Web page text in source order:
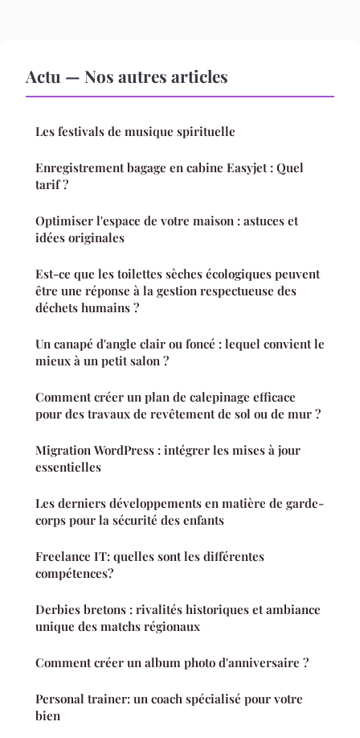
Actu — Nos autres articles
Les festivals de musique spirituelle
Enregistrement bagage en cabine Easyjet : Quel
tarif ?
Optimiser l'espace de votre maison : astuces et
idées originales
Est-ce que les toilettes sèches écologiques peuvent
être une réponse à la gestion respectueuse des
déchets humains ?
Un canapé d'angle clair ou foncé : lequel convient le
mieux à un petit salon ?
Comment créer un plan de calepinage efficace
pour des travaux de revêtement de sol ou de mur ?
Migration WordPress : intégrer les mises à jour
essentielles
Les derniers développements en matière de garde-
corps pour la sécurité des enfants
Freelance IT: quelles sont les différentes
compétences?
Derbies bretons : rivalités historiques et ambiance
unique des matchs régionaux
Comment créer un album photo d'anniversaire ?
Personal trainer: un coach spécialisé pour votre
bien